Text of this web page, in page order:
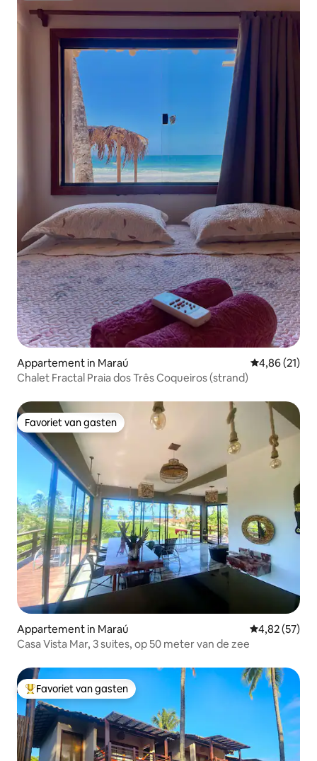
Appartement in Maraú Gemiddelde
4,86 (21)
Chalet Fractal Praia dos Três Coqueiros (strand)
Favoriet van gasten
Favoriet van gasten
Appartement in Maraú Gemiddelde
4,82 (57)
Casa Vista Mar, 3 suites, op 50 meter van de zee
Topfavoriet van gasten
Favoriet van gasten